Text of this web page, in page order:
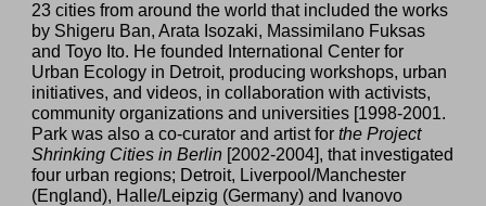
23 cities from around the world that included the works
by Shigeru Ban, Arata Isozaki, Massimilano Fuksas
and Toyo Ito. He founded International Center for
Urban Ecology in Detroit, producing workshops, urban
initiatives, and videos, in collaboration with activists,
community organizations and universities [1998-2001.
Park was also a co-curator and artist forthe Project
Shrinking Cities in Berlin [2002-2004], that investigated
four urban regions; Detroit, Liverpool/Manchester
(England), Halle/Leipzig (Germany) and Ivanovo